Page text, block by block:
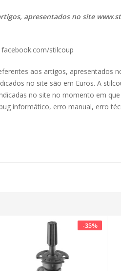
apresentados no site
facebook.com/stilcoup
aos artigos, apresentados
no site são em Euros. A
no site no momento em
informático, erro manual, erro
-35%